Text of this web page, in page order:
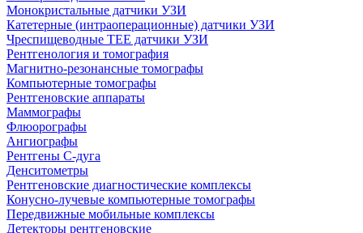
Монокристальные датчики УЗИ
Катетерные (интраоперационные) датчики УЗИ
Чреспищеводные TEE датчики УЗИ
Рентгенология и томография
Магнитно-резонансные томографы
Компьютерные томографы
Рентгеновские аппараты
Маммографы
Флюорографы
Ангиографы
Рентгены С-дуга
Денситометры
Рентгеновские диагностические комплексы
Конусно-лучевые компьютерные томографы
Передвижные мобильные комплексы
Детекторы рентгеновские